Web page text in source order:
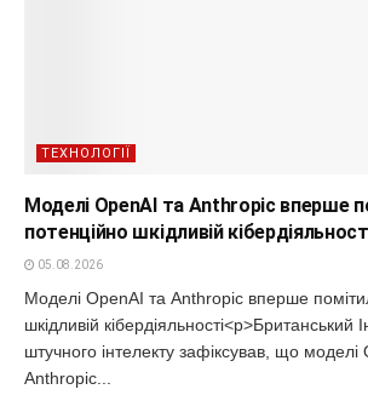
ТЕХНОЛОГІЇ
Моделі OpenAI та Anthropic вперше
потенційно шкідливій
05.08.2026
Моделі OpenAI та Anthropic вперше
шкідливій кібердіяльності<p>Британський
штучного інтелекту зафіксував, що моделі
Anthropic...